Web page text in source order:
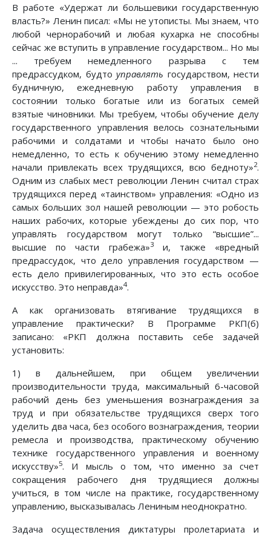
В работе «Удержат ли большевики государственную
власть?» Ленин писал: «Мы не утописты. Мы знаем, что
любой чернорабочий и любая кухарка не способны
сейчас же вступить в управление государством... Но мы
... требуем немедленного разрыва с тем
предрассудком, будто управлять государством, нести
будничную, ежедневную работу управления в
состоянии только богатые или из богатых семей
взятые чиновники. Мы требуем, чтобы обучение делу
государственного управления велось сознательными
рабочими и солдатами и чтобы начато было оно
немедленно, то есть к обучению этому немедленно
начали привлекать всех трудящихся, всю бедноту»2.
Одним из слабых мест революции Ленин считал страх
трудящихся перед «таинством» управления: «Одно из
самых больших зол нашей революции — это робость
наших рабочих, которые убеждены до сих пор, что
управлять государством могут только “высшие”...
высшие по части грабежа»3и, также «вредный
предрассудок, что дело управления государством —
есть дело привилегированных, что это есть особое
искусство. Это неправда»4.
А как организовать втягивание трудящихся в
управление практически? В Программе РКП(б)
записано: «РКП должна поставить себе задачей
установить:
1) в дальнейшем, при общем увеличении
производительности труда, максимальный 6-часовой
рабочий день без уменьшения вознаграждения за
труд и при обязательстве трудящихся сверх того
уделить два часа, без особого вознаграждения, теории
ремесла и производства, практическому обучению
технике государственного управления и военному
искусству»5. И мысль о том, что именно за счет
сокращения рабочего дня трудящиеся должны
учиться, в том числе на практике, государственному
управлению, высказывалась Лениным неоднократно.
Задача осуществления диктатуры пролетариата и